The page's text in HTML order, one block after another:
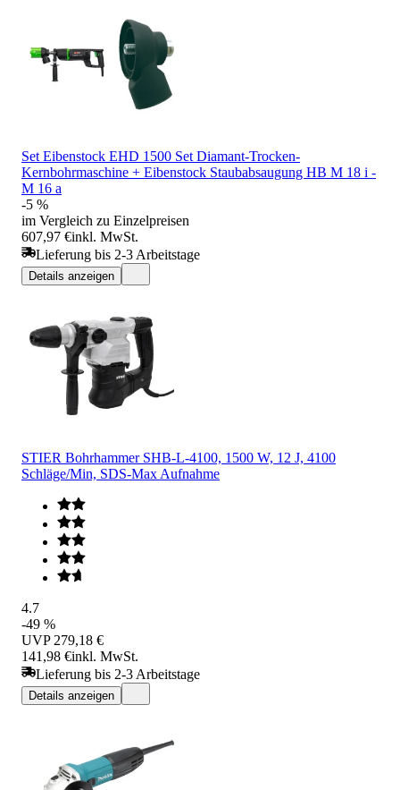
Set Eibenstock EHD 1500 Set Diamant-Trocken-
Kernbohrmaschine + Eibenstock Staubabsaugung HB M 18 i -
M 16 a
-5 %
im Vergleich zu Einzelpreisen
607,97 €inkl. MwSt.
Lieferung bis 2-3 Arbeitstage
Details anzeigen
STIER Bohrhammer SHB-L-4100, 1500 W, 12 J, 4100
Schläge/Min, SDS-Max Aufnahme
4.7
-49 %
UVP 279,18 €
141,98 €inkl. MwSt.
Lieferung bis 2-3 Arbeitstage
Details anzeigen